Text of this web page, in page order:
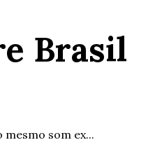
Brasil
som ex...